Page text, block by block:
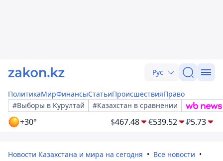
Рус
ПолитикаМирФинансыСтатьиПроисшествияПраво
#Выборы в Курултай
#Казахстан в сравнении
+30° $467.48 €539.52 ₽5.73
Новости Казахстана и мира на сегодня
Все новости